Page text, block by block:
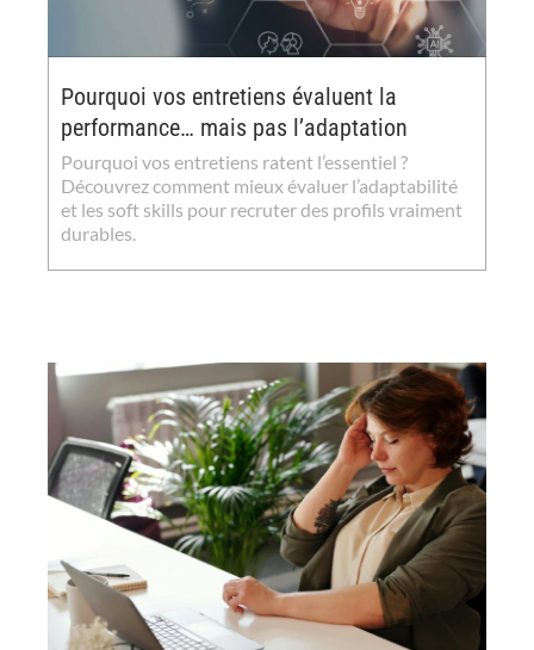
Pourquoi vos entretiens évaluent la
performance… mais pas l’adaptation
Pourquoi vos entretiens ratent l’essentiel ?
Découvrez comment mieux évaluer l’adaptabilité
et les soft skills pour recruter des profils vraiment
durables.